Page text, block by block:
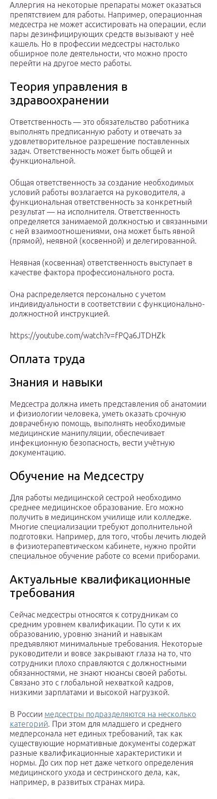
Аллергия на некоторые препараты может оказаться
препятствием для работы. Например, операционная
медсестра не может ассистировать на операции, если
пары дезинфицирующих средств вызывают у неё
кашель. Но в профессии медсестры настолько
обширное поле деятельности, что можно просто
перейти на другое место работы.
Теория управления в
здравоохранении
Ответственность — это обязательство работника
выполнять пред­писанную работу и отвечать за
удовлетворительное разрешение постав­ленных
задач. Ответственность может быть общей и
функциональной.
Общая ответственность за создание необходимых
условий работы возлагается на руководителя, а
функциональная ответственность за конкретный
результат — на исполнителя. Ответственность
определяется занимаемой должностью и связанны­ми
с ней взаимоотношениями, она может быть явной
(прямой), неявной (косвенной) и делегированной.
Неявная (косвенная) ответственность выступает в
качестве фактора профессио­нального роста.
Она распределяется персонально с учетом
индивидуаль­ности в соответствии с функционально-
должностной инструкцией.
https://youtube.com/watch?v=fPQa6JTDHZk
Оплата труда
Знания и навыки
Медсестра должна иметь представления об анатомии
и физиологии человека, уметь оказать срочную
доврачебную помощь, выполнять необходимые
медицинские манипуляции, обеспечивает
инфекционную безопасность, вести учётную
документацию.
Обучение на Медсестру
Для работы медицинской сестрой необходимо
среднее медицинское образование. Его можно
получить в медицинском училище или колледже.
Многие специализации требуют дополнительной
подготовки. Например, для того, чтобы лечить людей
в физиотерапевтическом кабинете, нужно пройти
специальное обучение работе со всеми приборами.
Актуальные квалификационные
требования
Сейчас медсестры относятся к сотрудникам со
средним уровнем квалификации. По сути к их
образованию, уровню знаний и навыкам
предъявляют минимальные требования. Некоторые
руководители и вовсе закрывают глаза на то, что
сотрудники плохо справляются с должностными
обязанностями, не знают нюансы своей работы.
Связано это с глобальной нехваткой кадров,
низкими зарплатами и высокой нагрузкой.
В России медсестры подразделяются на несколько
категорий. При этом для младшего и среднего
медперсонала нет единых требований, так как
существующие нормативные документы содержат
разные квалификационные характеристики и
нормы. До сих пор нет даже четкого определения
медицинского ухода и сестринского дела, как,
например, в развитых странах мира.